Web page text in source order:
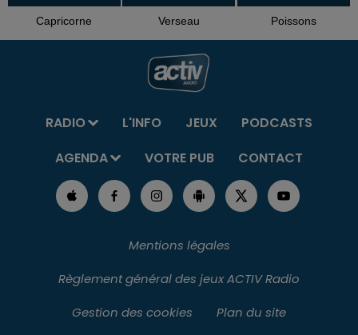
Capricorne Verseau Poissons
RADIO L'INFO JEUX
PODCASTS
AGENDA
VOTRE PUB CONTACT
Mentions légales
Règlement général des jeux ACTIV Radio
Gestion des cookies
Plan du site